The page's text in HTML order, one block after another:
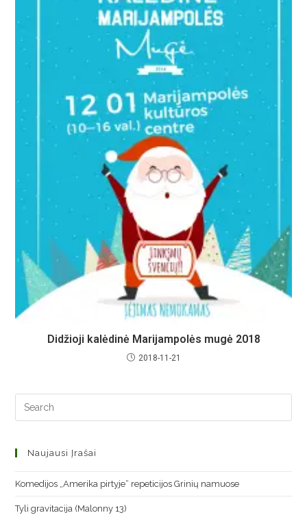
Didžioji kalėdinė Marijampolės mugė 2018
2018-11-21
Naujausi Įrašai
Komedijos „Amerika pirtyje“ repeticijos Grinių namuose
Tyli gravitacija (Malonny 13)